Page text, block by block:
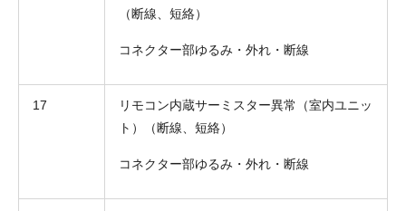
（断線、短絡）
コネクター部ゆるみ・外れ・断線
17
リモコン内蔵サーミスター異常（室内ユニッ
ト）（断線、短絡）
コネクター部ゆるみ・外れ・断線